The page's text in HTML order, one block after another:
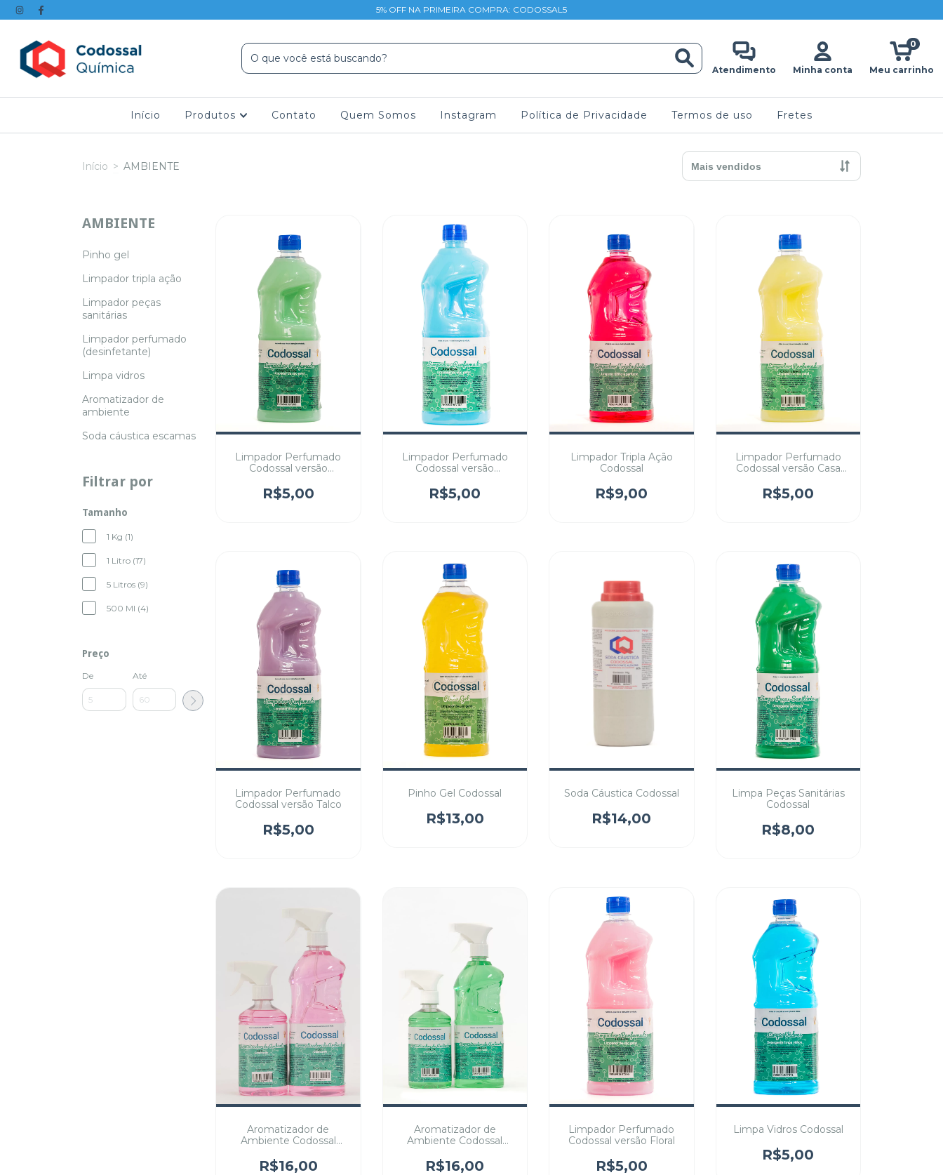
5% OFF NA PRIMEIRA COMPRA: CODOSSAL5
Atendimento Minha conta Meu carrinho
0
Início Produtos Contato Quem Somos Instagram Política de Privacidade Termos de uso Fretes
Início > AMBIENTE
AMBIENTE
Pinho gel
Limpador tripla ação
Limpador peças
sanitárias
Limpador perfumado
(desinfetante)
Limpa vidros
Aromatizador de
ambiente
Soda cáustica escamas
Filtrar por
Tamanho
1 Kg (1)
1 Litro (17)
5 Litros (9)
500 Ml (4)
Preço
De Até
Limpador Perfumado
Codossal versão
R$5,00
Limpador Perfumado
Codossal versão
R$5,00
Limpador Tripla Ação
Codossal
R$9,00
Limpador Perfumado
Codossal versão Casa
R$5,00
Limpador Perfumado
Codossal versão Talco
R$5,00
Pinho Gel Codossal
R$13,00
Soda Cáustica Codossal
R$14,00
Limpa Peças Sanitárias
Codossal
R$8,00
Aromatizador de
Ambiente Codossal
R$16,00
Aromatizador de
Ambiente Codossal
R$16,00
Limpador Perfumado
Codossal versão Floral
R$5,00
Limpa Vidros Codossal
R$5,00